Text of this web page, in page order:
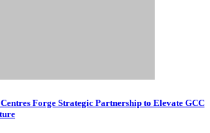
Forge Strategic Partnership to Elevate GCC